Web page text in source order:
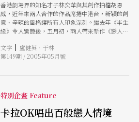
光電科技等與表演舞台的合作，也將使得舞台的研
發有更多的可能性。 這一期我們介紹了來自香港
的「胡恩威+林奕華」這個組合，從去年的舞台劇
《半生緣》之後，「胡恩威+林奕華」成了兩岸三
地最火紅的邀請組合，他們不僅創作產量驚人、效
率驚人、創作關心的議題與體材兵分多路，娛樂性
與批判性兼具，舞台元素新穎多元，一下子成了華
一齣戲花三個星期排完，為什麼可以做到如此？
位。」做藝術，在執行上其實是很技術的，台灣是
香港劇場界的知名才子林奕華與其創作拍檔胡恩
威，近年來兩人合作的作品席捲中港台，新穎的創
意、辛辣的風格讓所有人印象深刻。繼去年《半生
緣》令人驚艷後，五月初，兩人帶來新作《戀人絮
分？又如何聯手製造劇場風暴？他們到底想藉由劇
場，向社會說什麼話呢？
文字 | 盧健英、于林
第149期 / 2005年05月號
特別企畫 Feature
卡拉OK唱出百般戀人情境